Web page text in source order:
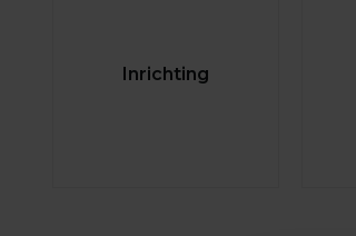
Inrichting